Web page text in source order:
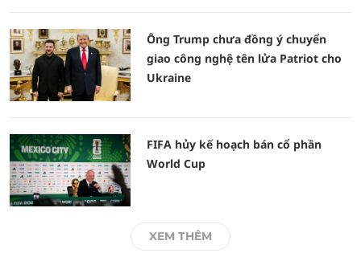
Ông Trump chưa đồng ý chuyển
giao công nghệ tên lửa Patriot cho
Ukraine
FIFA hủy kế hoạch bán cổ phần
World Cup
XEM THÊM